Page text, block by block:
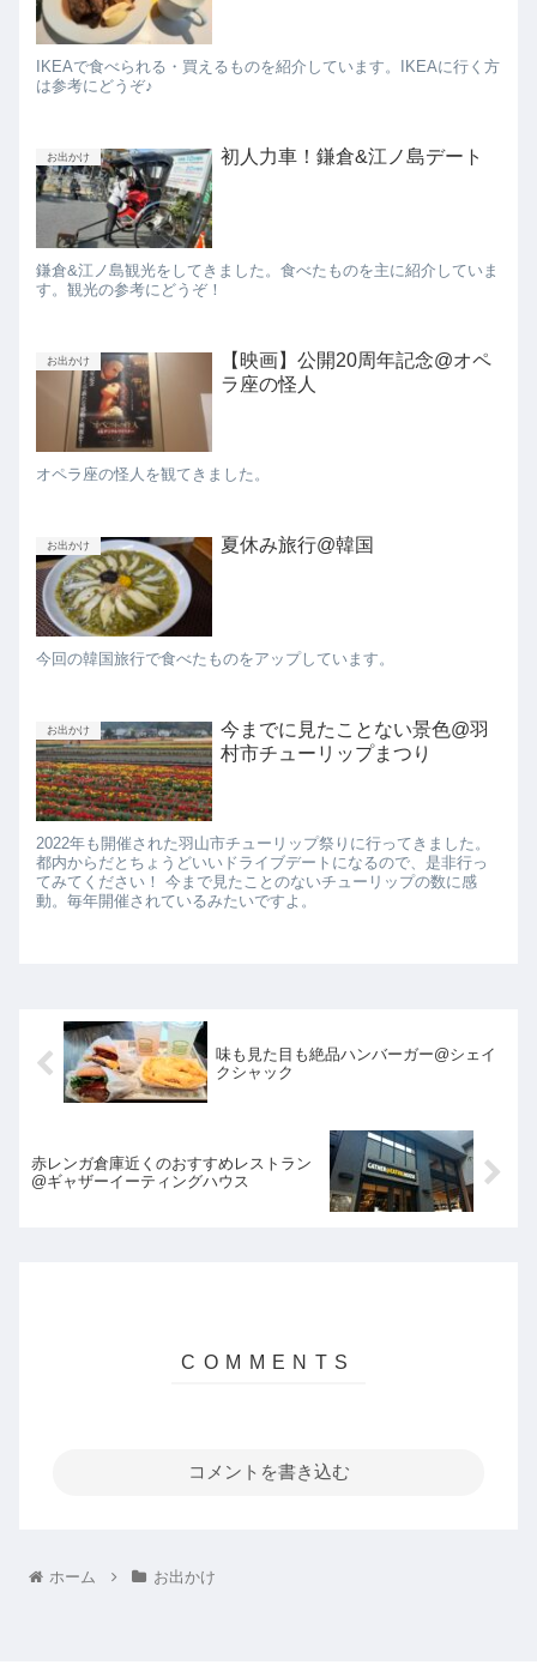
IKEAで食べられる・買えるものを紹介しています。IKEAに行く方
は参考にどうぞ♪
お出かけ 初人力車！鎌倉&江ノ島デート
鎌倉&江ノ島観光をしてきました。食べたものを主に紹介していま
す。観光の参考にどうぞ！
お出かけ
【映画】公開20周年記念@オペ
ラ座の怪人
オペラ座の怪人を観てきました。
お出かけ 夏休み旅行@韓国
今回の韓国旅行で食べたものをアップしています。
お出かけ
今までに見たことない景色@羽
村市チューリップまつり
2022年も開催された羽山市チューリップ祭りに行ってきました。
都内からだとちょうどいいドライブデートになるので、是非行っ
てみてください！ 今まで見たことのないチューリップの数に感
動。毎年開催されているみたいですよ。
味も見た目も絶品ハンバーガー@シェイ
クシャック
赤レンガ倉庫近くのおすすめレストラン
@ギャザーイーティングハウス
コメントを書き込む
ホーム お出かけ